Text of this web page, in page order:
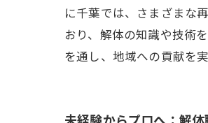
に千葉では、さまざまな
おり、解体の知識や技術
を通し、地域への貢献を